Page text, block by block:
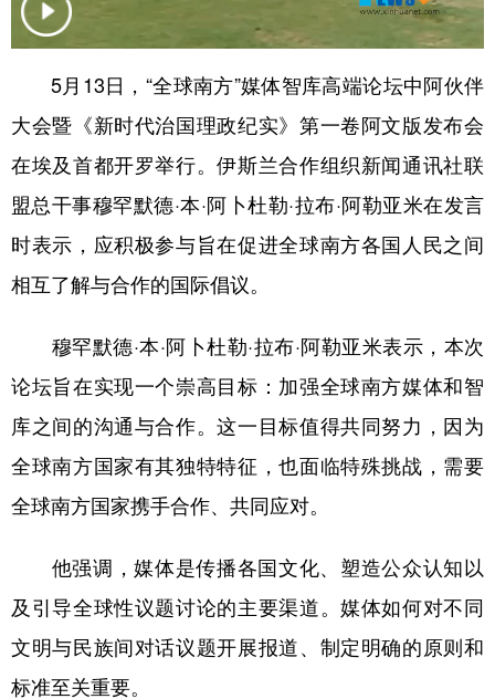
浙江 福建 江西
山东 河南 湖北 湖南
广东 广西 海南 重庆
四川 贵州 云南 西藏
陕西 甘肃 青海 宁夏
多语种频道
English Español Français عربى
Русский язык 日本語 한국어
5月13日，“全球南方”媒体智库高端论坛中阿伙伴
大会暨《新时代治国理政纪实》第一卷阿文版发布会
在埃及首都开罗举行。伊斯兰合作组织新闻通讯社联
盟总干事穆罕默德·本·阿卜杜勒·拉布·阿勒亚米在发言
时表示，应积极参与旨在促进全球南方各国人民之间
相互了解与合作的国际倡议。
穆罕默德·本·阿卜杜勒·拉布·阿勒亚米表示，本次
论坛旨在实现一个崇高目标：加强全球南方媒体和智
库之间的沟通与合作。这一目标值得共同努力，因为
全球南方国家有其独特特征，也面临特殊挑战，需要
全球南方国家携手合作、共同应对。
他强调，媒体是传播各国文化、塑造公众认知以
及引导全球性议题讨论的主要渠道。媒体如何对不同
文明与民族间对话议题开展报道、制定明确的原则和
标准至关重要。